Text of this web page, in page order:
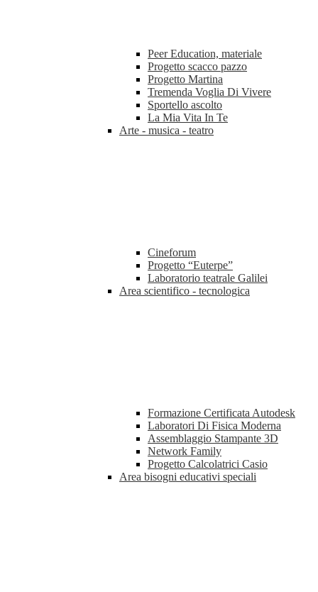
Peer Education, materiale
Progetto scacco pazzo
Progetto Martina
Tremenda Voglia Di Vivere
Sportello ascolto
La Mia Vita In Te
Arte - musica - teatro
Cineforum
Progetto “Euterpe”
Laboratorio teatrale Galilei
Area scientifico - tecnologica
Formazione Certificata Autodesk
Laboratori Di Fisica Moderna
Assemblaggio Stampante 3D
Network Family
Progetto Calcolatrici Casio
Area bisogni educativi speciali